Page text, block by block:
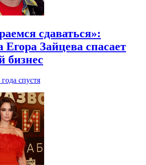
сдаваться»:
Егора Зайцева спасает
бизнес
года спустя